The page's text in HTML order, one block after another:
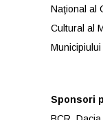
Naţional al
Cultural al
Sponsori